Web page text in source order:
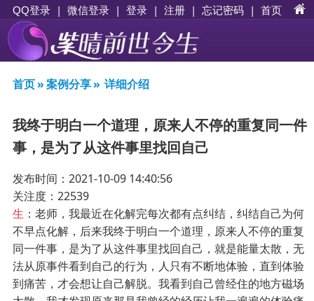
QQ登录 | 微信登录 | 登录 | 注册 | 忘记密码 | 首页
首页»案例分享» 详细介绍
我终于明白一个道理，原来人不停的重复同一件
事，是为了从这件事里找回自己
发布时间：2021-10-09 14:40:56
关注度：22539
生 ：老师，我最近在化解完每次都有点纠结，纠结自己为何
不早点化解，后来我终于明白一个道理，原来人不停的重复
同一件事，是为了从这件事里找回自己，就是能量太散，无
法从原事件看到自己的行为，人只有不断地体验，直到体验
到痛苦，才会想让自己解脱。我看到自己曾经住的地方磁场